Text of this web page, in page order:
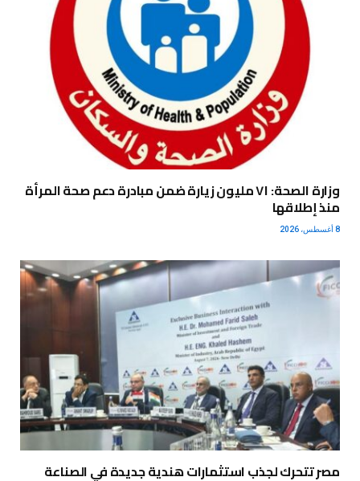
وزارة الصحة: ٧١ مليون زيارة ضمن مبادرة دعم صحة المرأة
منذ إطلاقها
8 أغسطس، 2026
مصر تتحرك لجذب استثمارات هندية جديدة في الصناعة